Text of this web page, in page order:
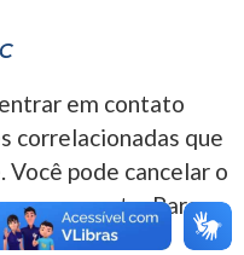
em contato
correlacionadas que
pode cancelar o
momento. Para
de